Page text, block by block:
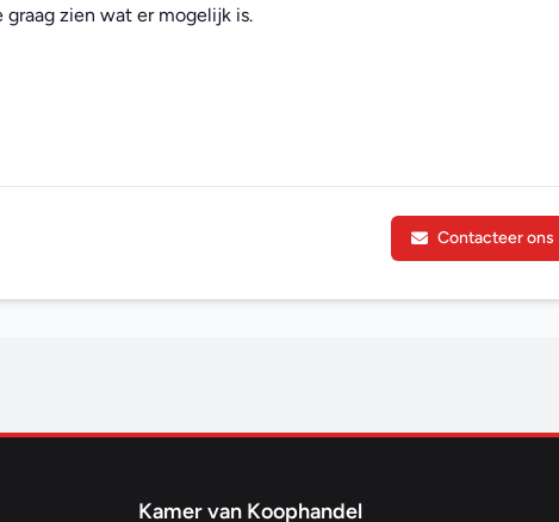
zien wat er mogelijk is.
Contacteer ons
Kamer van Koophandel